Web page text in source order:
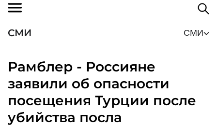
СМИ СМИ
Рамблер - Россияне
заявили об опасности
посещения Турции после
убийства посла